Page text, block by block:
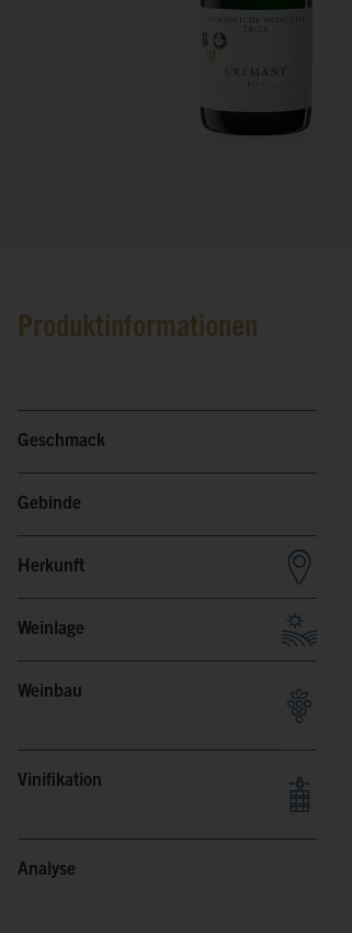
Produktinformationen
Geschmack
Gebinde
Herkunft
Weinlage
Weinbau
Vinifikation
Analyse